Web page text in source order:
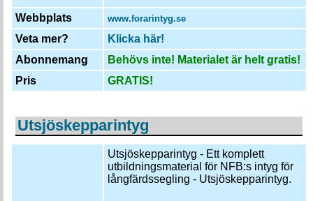
Webbplats www.forarintyg.se
Veta mer?
Klicka här!
Abonnemang
Behövs inte! Materialet är helt gratis!
Pris
GRATIS!
Utsjöskepparintyg
Utsjöskepparintyg - Ett komplett
utbildningsmaterial för NFB:s intyg för
långfärdssegling - Utsjöskepparintyg.